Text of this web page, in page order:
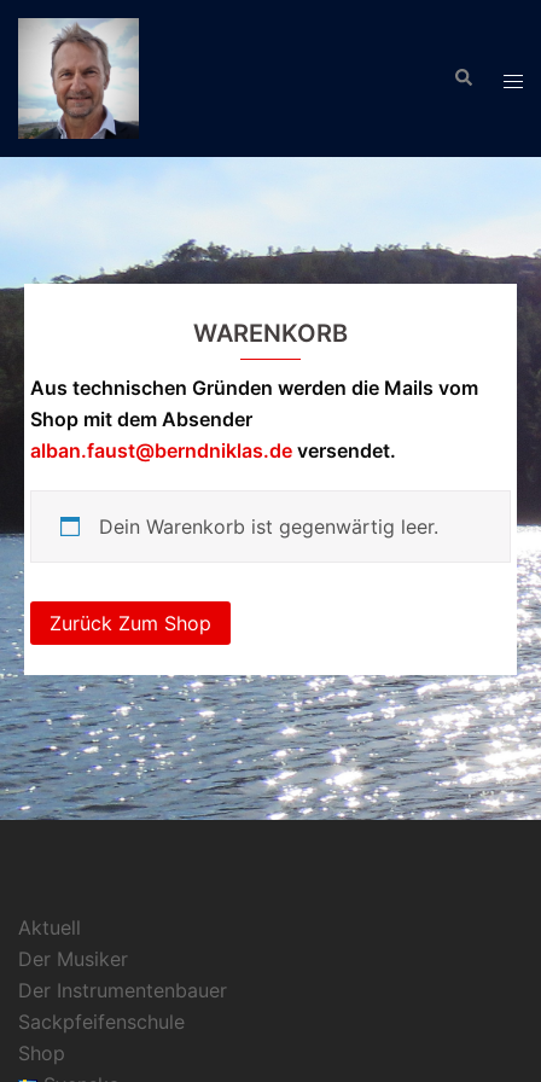
Zum
springen
Suche
WARENKORB
Aus technischen Gründen werden die Mails vom
Shop mit dem Absender
alban.faust@berndniklas.de versendet.
Dein Warenkorb ist gegenwärtig leer.
Zurück Zum Shop
Aktuell
Der Musiker
Der Instrumentenbauer
Sackpfeifenschule
Shop